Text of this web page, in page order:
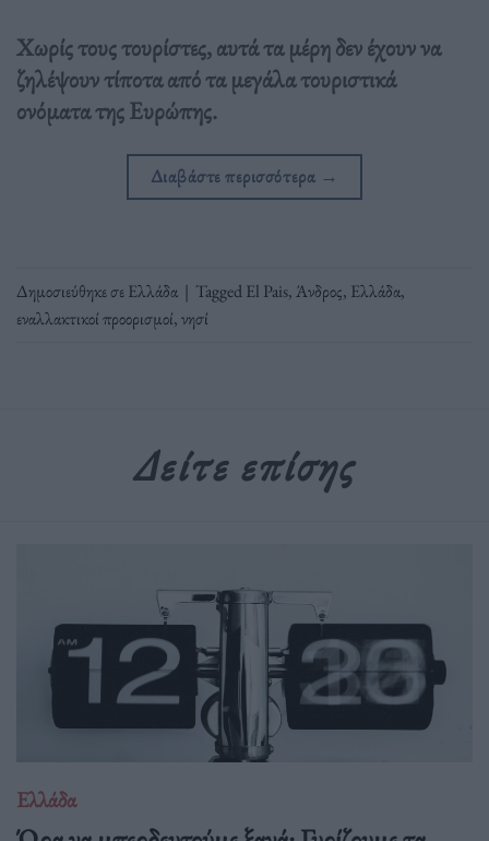
Χωρίς τους τουρίστες, αυτά τα μέρη δεν έχουν να
ζηλέψουν τίποτα από τα μεγάλα τουριστικά
ονόματα της Ευρώπης.
Διαβάστε περισσότερα →
Δημοσιεύθηκε σεΕλλάδα | TaggedEl Pais,Άνδρος, Ελλάδα,
εναλλακτικοί προορισμοί,νησί
Δείτε επίσης
Ελλάδα